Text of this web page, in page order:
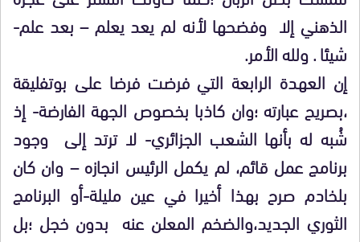
الذهني إلا وفضحها لأنه لم يعد يعلم – بعد علم-
شيئا . ولله الأمر.
إن العهدة الرابعة التي فرضت فرضا على بوتفليقة
،بصريح عبارته ؛وان كاذبا بخصوص الجهة الفارضة- إذ
شُبه له بأنها الشعب الجزائري- لا ترتد إلى وجود
برنامج عمل قائم، لم يكمل الرئيس انجازه – وان كان
بلخادم صرح بهذا أخيرا في عين مليلة-أو البرنامج
الثوري الجديد،والضخم المعلن عنه بدون خجل ؛بل